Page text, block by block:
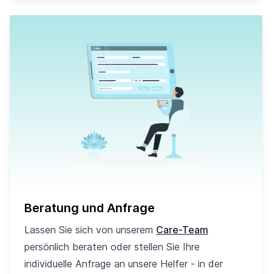
Beratung und Anfrage
Lassen Sie sich von unserem Care-Team
persönlich beraten oder stellen Sie Ihre
individuelle Anfrage an unsere Helfer - in der